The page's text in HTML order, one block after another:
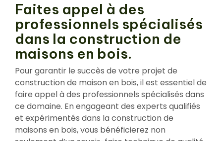
Faites appel à des
professionnels spécialisés
dans la construction de
maisons en bois.
Pour garantir le succès de votre projet de
construction de maison en bois, il est essentiel de
faire appel à des professionnels spécialisés dans
ce domaine. En engageant des experts qualifiés
et expérimentés dans la construction de
maisons en bois, vous bénéficierez non